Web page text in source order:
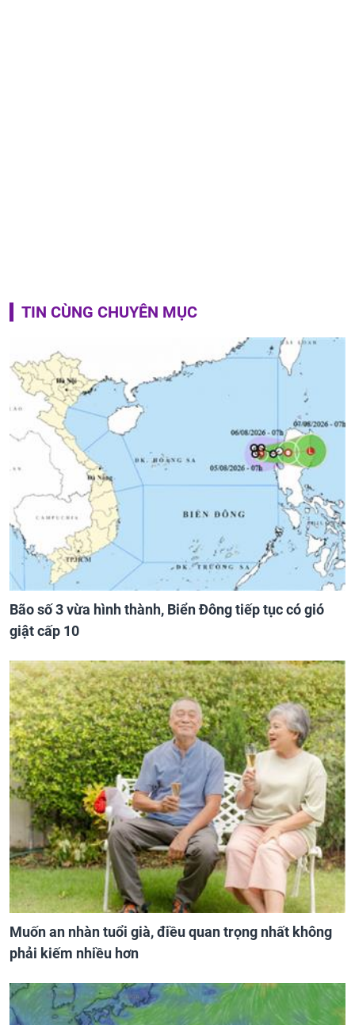
TIN CÙNG CHUYÊN MỤC
Bão số 3 vừa hình thành, Biển Đông tiếp tục có gió
giật cấp 10
Muốn an nhàn tuổi già, điều quan trọng nhất không
phải kiếm nhiều hơn